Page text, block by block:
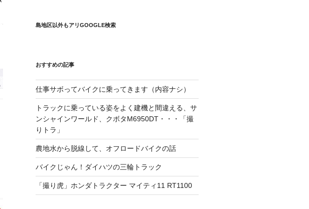
島地区以外もアリGOOGLE検索
おすすめの記事
仕事サボってバイクに乗ってきます（内容ナシ）
トラックに乗っている姿をよく建機と間違える、サ
ンシャインワールド、クボタM6950DT・・・「撮
りトラ」
農地水から脱線して、オフロードバイクの話
バイクじゃん！ダイハツの三輪トラック
「撮り虎」ホンダトラクター マイティ11 RT1100